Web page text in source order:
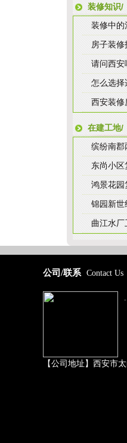
装修知识/
装修中的
房子装
请问西安
怎么选择
西安装修
在建工地/
缤纷南郡
东尚小
鸿景花园
锦园新世
曲江水厂
公司/联系 Contact Us
【公司地址】西安市